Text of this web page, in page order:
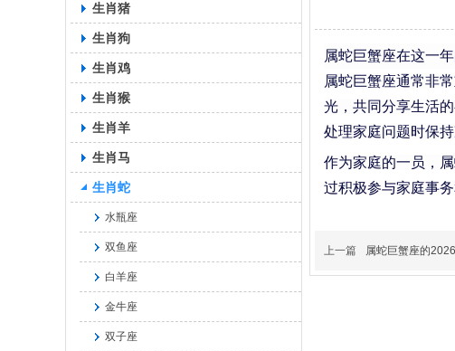
生肖猪
生肖狗
生肖鸡
生肖猴
生肖羊
生肖马
生肖蛇
水瓶座
双鱼座
白羊座
金牛座
双子座
属蛇巨蟹座在这一
属蛇巨蟹座通常非
光，共同分享生活
处理家庭问题时保
作为家庭的一员，
过积极参与家庭事
上一篇 属蛇巨蟹座的